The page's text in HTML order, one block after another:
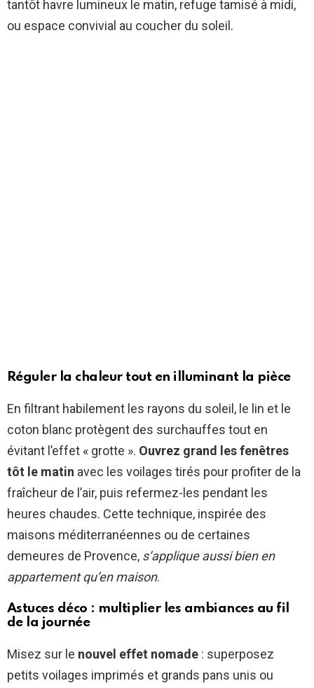
tantôt havre lumineux le matin, refuge tamisé à midi,
ou espace convivial au coucher du soleil.
Réguler la chaleur tout en illuminant la pièce
En filtrant habilement les rayons du soleil, le lin et le
coton blanc protègent des surchauffes tout en
évitant l’effet « grotte ». Ouvrez grand les fenêtres
tôt le matin avec les voilages tirés pour profiter de la
fraîcheur de l’air, puis refermez-les pendant les
heures chaudes. Cette technique, inspirée des
maisons méditerranéennes ou de certaines
demeures de Provence, s’applique aussi bien en
appartement qu’en maison.
Astuces déco : multiplier les ambiances au fil
de la journée
Misez sur le nouvel effet nomade : superposez
petits voilages imprimés et grands pans unis ou